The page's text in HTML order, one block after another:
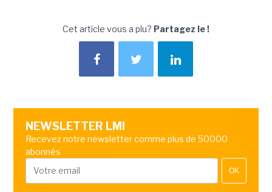
Cet article vous a plu? Partagez le !
NEWSLETTER LMI
Recevez notre newsletter comme plus de 50000
abonnés
OK